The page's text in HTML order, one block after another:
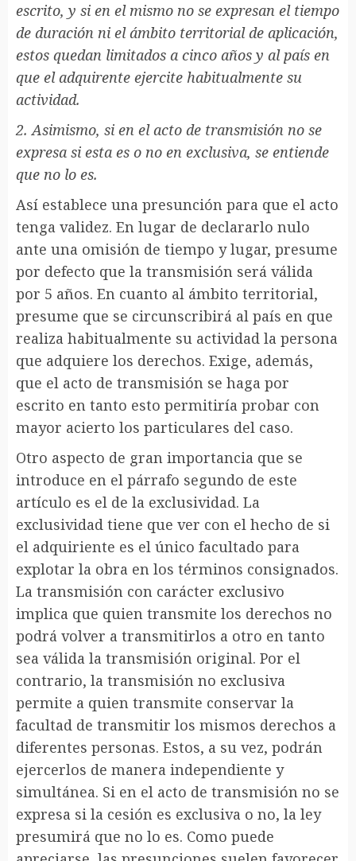
escrito, y si en el mismo no se expresan el tiempo
de duración ni el ámbito territorial de aplicación,
estos quedan limitados a cinco años y al país en
que el adquirente ejercite habitualmente su
actividad.
2. Asimismo, si en el acto de transmisión no se
expresa si esta es o no en exclusiva, se entiende
que no lo es.
Así establece una presunción para que el acto
tenga validez. En lugar de declararlo nulo
ante una omisión de tiempo y lugar, presume
por defecto que la transmisión será válida
por 5 años. En cuanto al ámbito territorial,
presume que se circunscribirá al país en que
realiza habitualmente su actividad la persona
que adquiere los derechos. Exige, además,
que el acto de transmisión se haga por
escrito en tanto esto permitiría probar con
mayor acierto los particulares del caso.
Otro aspecto de gran importancia que se
introduce en el párrafo segundo de este
artículo es el de la exclusividad. La
exclusividad tiene que ver con el hecho de si
el adquiriente es el único facultado para
explotar la obra en los términos consignados.
La transmisión con carácter exclusivo
implica que quien transmite los derechos no
podrá volver a transmitirlos a otro en tanto
sea válida la transmisión original. Por el
contrario, la transmisión no exclusiva
permite a quien transmite conservar la
facultad de transmitir los mismos derechos a
diferentes personas. Estos, a su vez, podrán
ejercerlos de manera independiente y
simultánea. Si en el acto de transmisión no se
expresa si la cesión es exclusiva o no, la ley
presumirá que no lo es. Como puede